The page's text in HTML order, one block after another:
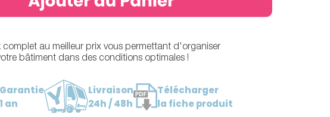
au meilleur prix vous permettant d'organiser
bâtiment dans des conditions optimales !
an
Livraison
24h / 48h
Télécharger
la fiche produit